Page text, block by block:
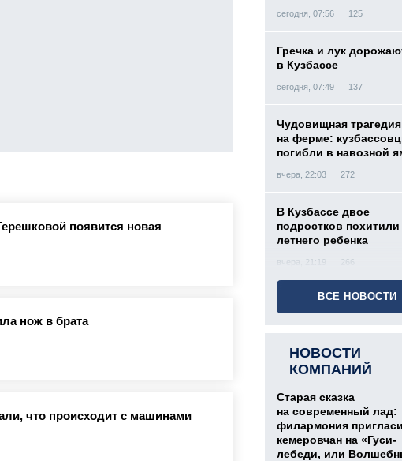
появится новая
нож в брата
что происходит с машинами
сегодня, 07:56 125
Гречка и лук
в Кузбассе
сегодня, 07:49 137
Чудовищная трагедия
на ферме:
погибли в навозной
вчера, 22:03 272
В Кузбассе двое
подростков похитили
летнего ребенка
вчера, 21:19 266
ВСЕ НОВОСТИ
НОВОСТИ
КОМПАНИЙ
Старая сказка
на современный лад:
филармония
кемеровчан на «Гуси-
лебеди, или